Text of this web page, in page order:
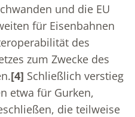
und die EU
für Eisenbahnen
des
zum Zwecke des
[4] Schließlich verstieg
etwa für Gurken,
die teilweise